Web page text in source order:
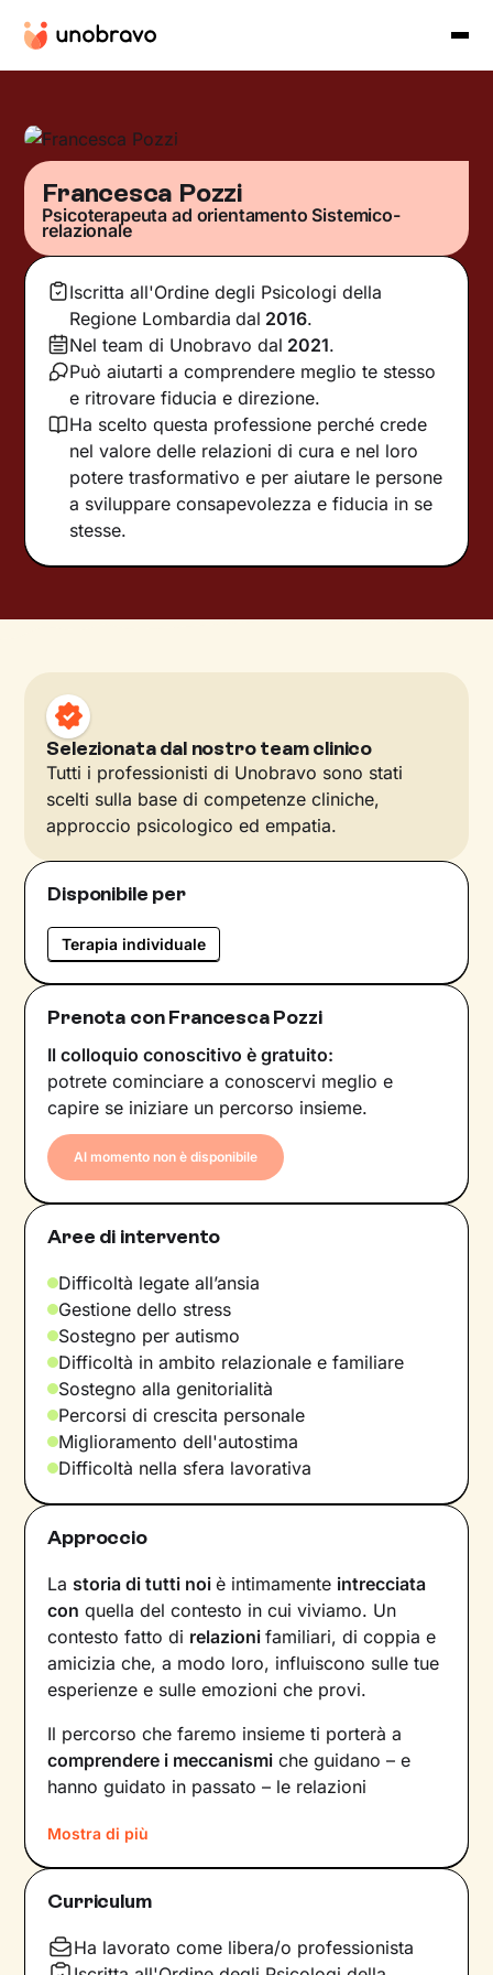
Francesca Pozzi
Psicoterapeuta ad orientamento Sistemico-
relazionale
Iscritta all'Ordine degli Psicologi della
Regione Lombardia dal 2016.
Nel team di Unobravo dal 2021.
Può aiutarti a comprendere meglio te stesso
e ritrovare fiducia e direzione.
Ha scelto questa professione perché crede
nel valore delle relazioni di cura e nel loro
potere trasformativo e per aiutare le persone
a sviluppare consapevolezza e fiducia in se
stesse.
Selezionata dal nostro team clinico
Tutti i professionisti di Unobravo sono stati
scelti sulla base di competenze cliniche,
approccio psicologico ed empatia.
Disponibile per
Terapia individuale
Prenota con Francesca Pozzi
Il colloquio conoscitivo è gratuito:
potrete cominciare a conoscervi meglio e
capire se iniziare un percorso insieme.
Al momento non è disponibile
Aree di intervento
Difficoltà legate all’ansia
Gestione dello stress
Sostegno per autismo
Difficoltà in ambito relazionale e familiare
Sostegno alla genitorialità
Percorsi di crescita personale
Miglioramento dell'autostima
Difficoltà nella sfera lavorativa
Approccio
La storia di tutti noiè intimamente intrecciata
con quella del contesto in cui viviamo. Un
contesto fatto di relazionifamiliari, di coppia e
amicizia che, a modo loro, influiscono sulle tue
esperienze e sulle emozioni che provi.
Il percorso che faremo insieme ti porterà a
comprendere i meccanismi che guidano – e
hanno guidato in passato – le relazioni
alla base di ciò che stai vivendo oggi.
Imparerai a trasformare alcuni elementi che non
Mostra di più
Curriculum
Ha lavorato come libera/o professionista